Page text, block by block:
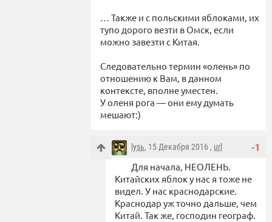
… Также и с польскими яблоками, их
тупо дорого везти в Омск, если
можно завезти с Китая.
Следовательно термин «олень» по
отношению к Вам, в данном
контексте, вполне уместен.
У оленя рога — они ему думать
мешают:)
-1
lysь, 15 Декабря 2016 , url
Для начала, НЕОЛЕНЬ.
Китайских яблок у нас я тоже не
видел. У нас краснодарские.
Краснодар уж точно дальше, чем
Китай. Так же, господин географ.